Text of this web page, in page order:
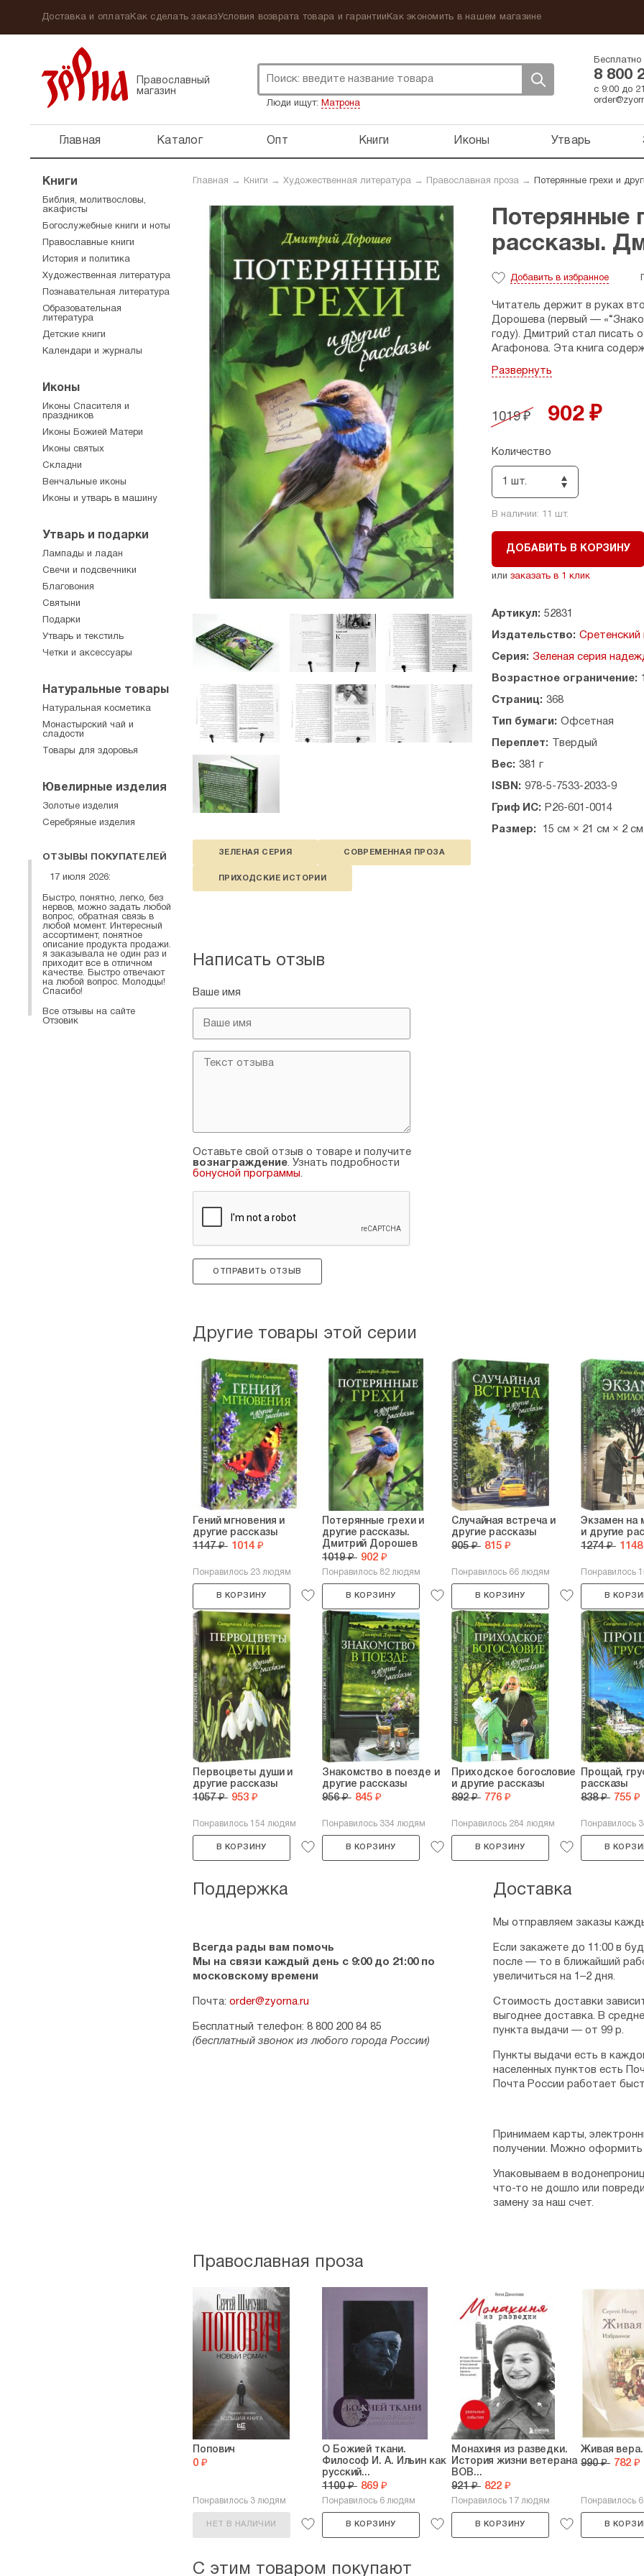
Доставка и оплатаКак сделать заказУсловия возврата товара и гарантии Как экономить в нашем магазине
Православный
магазин
Люди ищут: Матрона
Бесплатно
8 800
с 9:00 до
Главная Каталог Опт Книги Иконы Утварь
Главная → Книги → Художественная литература → Православная проза → Потерянные грехи и
ЗЕЛЕНАЯ СЕРИЯ СОВРЕМЕННАЯ ПРОЗА
ПРИХОДСКИЕ ИСТОРИИ
Потерянные
рассказы.
Добавить в избранное
Читатель держит в руках
Дорошева (первый —
году). Дмитрий стал писать
Агафонова. Эта книга
образом сочетают в себе
Допущено к
Развернуть
1019 ₽ 902 ₽
Количество
1 шт.
В наличии: 11 шт.
ДОБАВИТЬ В КОРЗИНУ
или заказать в 1 клик
Артикул: 52831
Издательство: Сретенский
Серия: Зеленая серия
Возрастное ограничение:
Страниц: 368
Тип бумаги: Офсетная
Переплет: Твердый
Вес: 381 г
ISBN: 978-5-7533-2033-9
Гриф ИС: Р26-601-0014
Размер: 15 см × 21 см × 2 см
Написать отзыв
Ваше имя
Оставьте свой отзыв о товаре и получите
вознаграждение. Узнать подробности
бонусной программы.
ОТПРАВИТЬ ОТЗЫВ
Другие товары этой серии
Гений мгновения и
другие рассказы
1147 ₽ 1014 ₽
Понравилось 23 людям
В КОРЗИНУ
Потерянные грехи и
другие рассказы.
Дмитрий Дорошев
1019 ₽ 902 ₽
Понравилось 82 людям
В КОРЗИНУ
Случайная встреча и
другие рассказы
905 ₽ 815 ₽
Понравилось 66 людям
В КОРЗИНУ
Экзамен на
и другие
1274 ₽
Понравилось
В
Первоцветы души и
другие рассказы
1057 ₽ 953 ₽
Понравилось 154 людям
В КОРЗИНУ
Знакомство в поезде и
другие рассказы
956 ₽ 845 ₽
Понравилось 334 людям
В КОРЗИНУ
Приходское богословие
и другие рассказы
892 ₽ 776 ₽
Понравилось 284 людям
В КОРЗИНУ
Прощай,
рассказы
838 ₽ 755 ₽
Понравилось
В
Поддержка
Всегда рады вам помочь
Мы на связи каждый день с 9:00 до 21:00 по
московскому времени
Почта: order@zyorna.ru
Бесплатный телефон: 8 800 200 84 85
(бесплатный звонок из любого города России)
Доставка
Мы отправляем заказы
Если закажете до 11:00 в
после — то в ближайший
увеличиться на 1–2 дня.
Стоимость доставки
выгоднее доставка. В
пункта выдачи — от 99 р.
Пункты выдачи есть в
населенных пунктов есть
Почта России работает
Принимаем карты,
получении. Можно оформить
Упаковываем в
что-то не дошло или
замену за наш счет.
Православная проза
Попович
0 ₽
Понравилось 3 людям
НЕТ В НАЛИЧИИ
О Божией ткани.
Философ И. А. Ильин как
русский...
1100 ₽ 869 ₽
Понравилось 6 людям
В КОРЗИНУ
Монахиня из разведки.
История жизни ветерана
ВОВ...
921 ₽ 822 ₽
Понравилось 17 людям
В КОРЗИНУ
Живая
990 ₽ 782 ₽
Понравилось
В
С этим товаром покупают
Книги
Библия, молитвословы,
акафисты
Богослужебные книги и ноты
Православные книги
История и политика
Художественная литература
Познавательная литература
Образовательная
литература
Детские книги
Календари и журналы
Иконы
Иконы Спасителя и
праздников
Иконы Божией Матери
Иконы святых
Складни
Венчальные иконы
Иконы и утварь в машину
Утварь и подарки
Лампады и ладан
Свечи и подсвечники
Благовония
Святыни
Подарки
Утварь и текстиль
Четки и аксессуары
Натуральные товары
Натуральная косметика
Монастырский чай и
сладости
Товары для здоровья
Ювелирные изделия
Золотые изделия
Серебряные изделия
ОТЗЫВЫ ПОКУПАТЕЛЕЙ
17 июля 2026:
Быстро, понятно, легко, без
нервов, можно задать любой
вопрос, обратная связь в
любой момент. Интересный
ассортимент, понятное
описание продукта продажи.
я заказывала не один раз и
приходит все в отличном
качестве. Быстро отвечают
на любой вопрос. Молодцы!
Спасибо!
Все отзывы на сайте
Отзовик